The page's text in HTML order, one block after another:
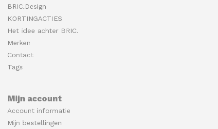
BRIC.Design
KORTINGACTIES
Het idee achter BRIC.
Merken
Contact
Tags
Mijn account
Account informatie
Mijn bestellingen